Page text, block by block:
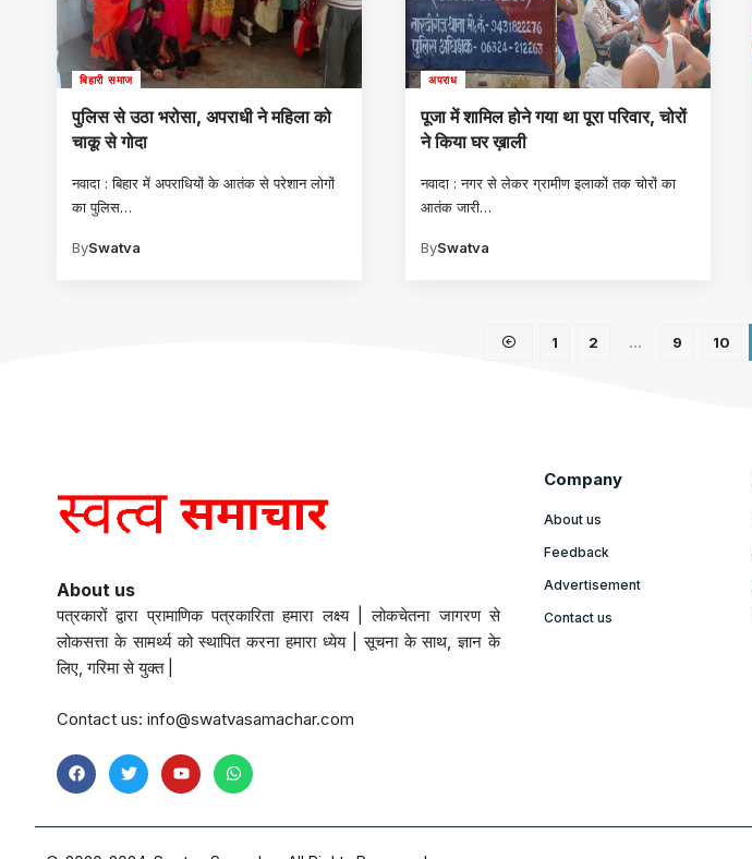
बिहारी समाज
पुलिस से उठा भरोसा, अपराधी ने महिला को
चाकू से गोदा
नवादा : बिहार में अपराधियों के आतंक से परेशान लोगों
का पुलिस…
BySwatva
अपराध
पूजा में शामिल होने गया था पूरा परिवार,‌ चोरों
ने किया घर ख़ाली
नवादा : नगर से लेकर ग्रामीण इलाकों तक चोरों का
आतंक जारी…
BySwatva
1 2 … 9 10
About us
पत्रकारों द्वारा प्रामाणिक पत्रकारिता हमारा लक्ष्य | लोकचेतना जागरण से
लोकसत्ता के सामर्थ्य को स्थापित करना हमारा ध्येय | सूचना के साथ, ज्ञान के
लिए, गरिमा से युक्त |
Contact us: info@swatvasamachar.com
Company
About us
Feedback
Advertisement
Contact us